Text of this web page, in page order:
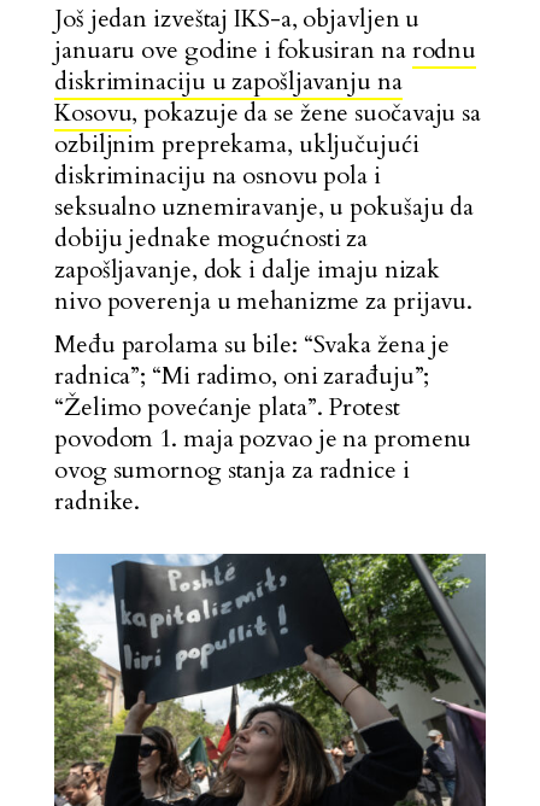
Još jedan izveštaj IKS-a, objavljen u
januaru ove godine i fokusiran narodnu
diskriminaciju u zapošljavanju na
Kosovu, pokazuje da se žene suočavaju sa
ozbiljnim preprekama, uključujući
diskriminaciju na osnovu pola i
seksualno uznemiravanje, u pokušaju da
dobiju jednake mogućnosti za
zapošljavanje, dok i dalje imaju nizak
nivo poverenja u mehanizme za prijavu.
Među parolama su bile: “Svaka žena je
radnica”; “Mi radimo, oni zarađuju”;
“Želimo povećanje plata”. Protest
povodom 1. maja pozvao je na promenu
ovog sumornog stanja za radnice i
radnike.